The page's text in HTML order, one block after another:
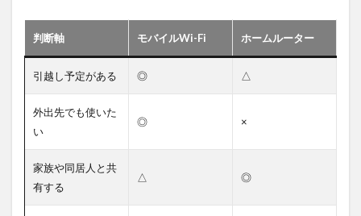
判断軸 モバイルWi-Fi ホームルーター
引越し予定がある ◎ △
外出先でも使いた
い
◎ ×
家族や同居人と共
有する
△ ◎